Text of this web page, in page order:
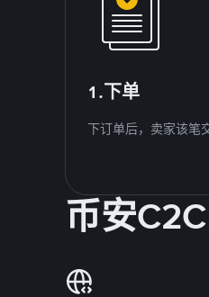
1.下单
下订单后，卖家该笔
币安